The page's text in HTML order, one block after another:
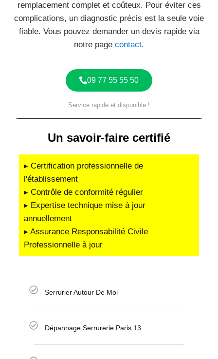
remplacement complet et coûteux. Pour éviter ces
complications, un diagnostic précis est la seule voie
fiable. Vous pouvez demander un devis rapide via
notre page contact.
09 77 55 55 50
Service rapide et disponible !
Un savoir-faire certifié
▸ Certification professionnelle de
l'établissement
▸ Contrôle de conformité régulier
▸ Expertise technique mise à jour
annuellement
▸ Assurance Responsabilité Civile
Professionnelle à jour
Serrurier Autour De Moi
Dépannage Serrurerie Paris 13